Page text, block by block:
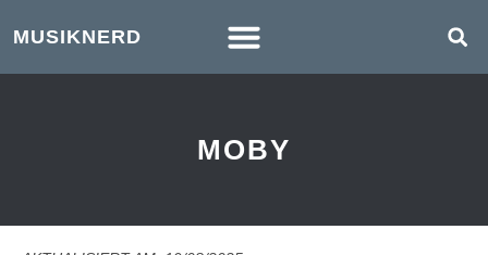
MUSIKNERD
MOBY